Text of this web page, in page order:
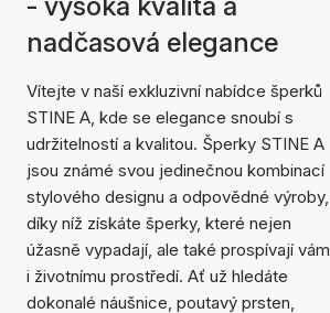
nadčasová elegance
Vítejte v naší exkluzivní nabídce šperků
STINE A, kde se elegance snoubí s
udržitelností a kvalitou. Šperky STINE A
jsou známé svou jedinečnou kombinací
stylového designu a odpovědné výroby,
díky níž získáte šperky, které nejen
úžasně vypadají, ale také prospívají vám
i životnímu prostředí. Ať už hledáte
dokonalé náušnice, poutavý prsten,